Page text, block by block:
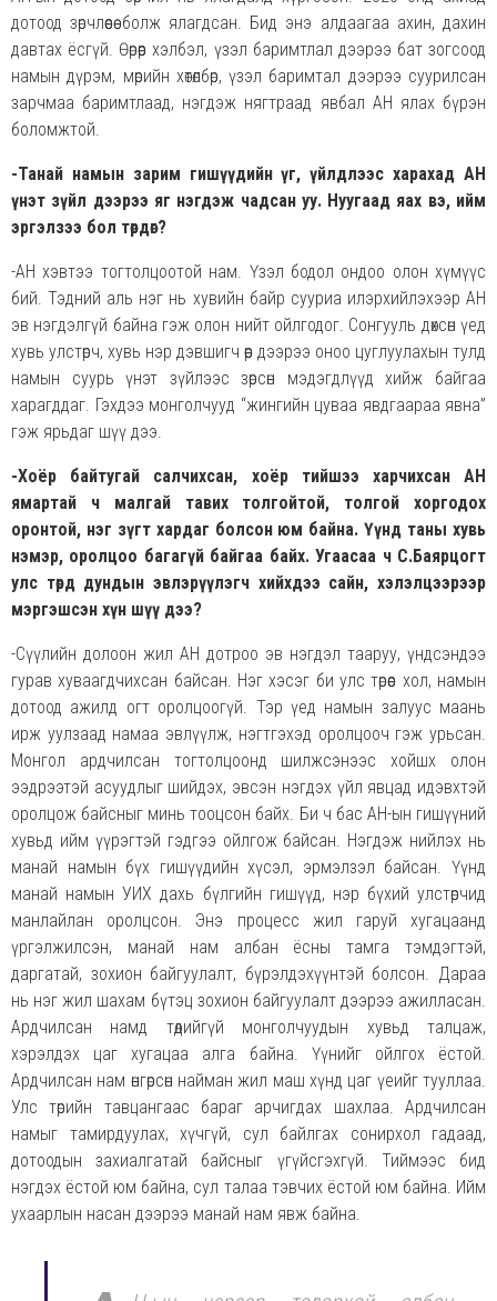
дотоод зөрчлөөсөө болж ялагдсан. Бид энэ алдаагаа ахин, дахин
давтах ёсгүй. Өөрөөр хэлбэл, үзэл баримтлал дээрээ бат зогсоод
намын дүрэм, мөрийн хөтөлбөр, үзэл баримтал дээрээ суурилсан
зарчмаа баримтлаад, нэгдэж нягтраад явбал АН ялах бүрэн
боломжтой.
-Танай намын зарим гишүүдийн үг, үйлдлээс харахад АН
үнэт зүйл дээрээ яг нэгдэж чадсан уу. Нуугаад яах вэ, ийм
эргэлзээ бол төрдөг?
-АН хэвтээ тогтолцоотой нам. Үзэл бодол ондоо олон хүмүүс
бий. Тэдний аль нэг нь хувийн байр сууриа илэрхийлэхээр АН
эв нэгдэлгүй байна гэж олон нийт ойлгодог. Сонгууль дөхсөн үед
хувь улстөрч, хувь нэр дэвшигч өөр дээрээ оноо цуглуулахын тулд
намын суурь үнэт зүйлээс зөрсөн мэдэгдлүүд хийж байгаа
харагддаг. Гэхдээ монголчууд “жингийн цуваа явдгаараа явна”
гэж ярьдаг шүү дээ.
-Хоёр байтугай салчихсан, хоёр тийшээ харчихсан АН
ямартай ч малгай тавих толгойтой, толгой хоргодох
оронтой, нэг зүгт хардаг болсон юм байна. Үүнд таны хувь
нэмэр, оролцоо багагүй байгаа байх. Угаасаа ч С.Баярцогт
улс төрд дундын эвлэрүүлэгч хийхдээ сайн, хэлэлцээрээр
мэргэшсэн хүн шүү дээ?
-Сүүлийн долоон жил АН дотроо эв нэгдэл тааруу, үндсэндээ
гурав хуваагдчихсан байсан. Нэг хэсэг би улс төрөөс хол, намын
дотоод ажилд огт оролцоогүй. Тэр үед намын залуус маань
ирж уулзаад намаа эвлүүлж, нэгтгэхэд оролцооч гэж урьсан.
Монгол ардчилсан тогтолцоонд шилжсэнээс хойшх олон
ээдрээтэй асуудлыг шийдэх, эвсэн нэгдэх үйл явцад идэвхтэй
оролцож байсныг минь тооцсон байх. Би ч бас АН-ын гишүүний
хувьд ийм үүрэгтэй гэдгээ ойлгож байсан. Нэгдэж нийлэх нь
манай намын бүх гишүүдийн хүсэл, эрмэлзэл байсан. Үүнд
манай намын УИХ дахь бүлгийн гишүүд, нэр бүхий улстөрчид
манлайлан оролцсон. Энэ процесс жил гаруй хугацаанд
үргэлжилсэн, манай нам албан ёсны тамга тэмдэгтэй,
даргатай, зохион байгуулалт, бүрэлдэхүүнтэй болсон. Дараа
нь нэг жил шахам бүтэц зохион байгуулалт дээрээ ажилласан.
Ардчилсан намд төдийгүй монголчуудын хувьд талцаж,
хэрэлдэх цаг хугацаа алга байна. Үүнийг ойлгох ёстой.
Ардчилсан нам өнгөрсөн найман жил маш хүнд цаг үеийг тууллаа.
Улс төрийн тавцангаас бараг арчигдах шахлаа. Ардчилсан
намыг тамирдуулах, хүчгүй, сул байлгах сонирхол гадаад,
дотоодын захиалгатай байсныг үгүйсгэхгүй. Тиймээс бид
нэгдэх ёстой юм байна, сул талаа тэвчих ёстой юм байна. Ийм
ухаарлын насан дээрээ манай нам явж байна.